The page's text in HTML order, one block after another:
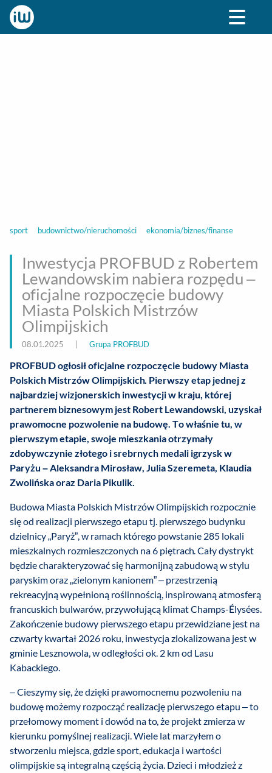
sport budownictwo/nieruchomości ekonomia/biznes/finanse
Inwestycja PROFBUD z Robertem
Lewandowskim nabiera rozpędu –
oficjalne rozpoczęcie budowy
Miasta Polskich Mistrzów
Olimpijskich
08.01.2025 Grupa PROFBUD
PROFBUD ogłosił oficjalne rozpoczęcie budowy Miasta
Polskich Mistrzów Olimpijskich. Pierwszy etap jednej z
najbardziej wizjonerskich inwestycji w kraju, której
partnerem biznesowym jest Robert Lewandowski, uzyskał
prawomocne pozwolenie na budowę. To właśnie tu, w
pierwszym etapie, swoje mieszkania otrzymały
zdobywczynie złotego i srebrnych medali igrzysk w
Paryżu – Aleksandra Mirosław, Julia Szeremeta, Klaudia
Zwolińska oraz Daria Pikulik.
Budowa Miasta Polskich Mistrzów Olimpijskich rozpocznie
się od realizacji pierwszego etapu tj. pierwszego budynku
dzielnicy „Paryż”, w ramach którego powstanie 285 lokali
mieszkalnych rozmieszczonych na 6 piętrach. Cały dystrykt
będzie charakteryzować się harmonijną zabudową w stylu
paryskim oraz „zielonym kanionem” – przestrzenią
rekreacyjną wypełnioną roślinnością, inspirowaną atmosferą
francuskich bulwarów, przywołującą klimat Champs-Élysées.
Zakończenie budowy pierwszego etapu przewidziane jest na
czwarty kwartał 2026 roku, inwestycja zlokalizowana jest w
gminie Lesznowola, w odległości ok. 2 km od Lasu
Kabackiego.
– Cieszymy się, że dzięki prawomocnemu pozwoleniu na
budowę możemy rozpocząć realizację pierwszego etapu – to
przełomowy moment i dowód na to, że projekt zmierza w
kierunku pomyślnej realizacji. Wiele lat marzyłem o
stworzeniu miejsca, gdzie sport, edukacja i wartości
olimpijskie są integralną częścią życia. Dzieci i młodzież z